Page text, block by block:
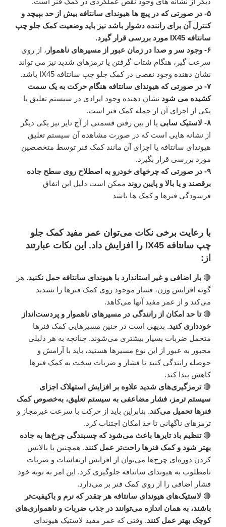
۵- در صورتی که در پیچ ها هیوندای سانتافه بیش از حد بپیچد و
کنترل آن برای راننده دشوار باشد نیز باید وضعیت کمک جلو چپ
سانتافه IX45 مورد بررسی قرار گیرد.
۶- وجود سر و صدا در زمان عبور از مسیرهای ناهموار
، از روی
سرعت گیر، هنگام شتاب گرفتن یا ترمزهای شدید نیز می تواند
نشان دهنده وجود نقصی در کمک جلو چپ سانتافه IX45 باشد.
۷- در صورتی که هیوندای سانتافه هنگام حرکت به یک سمت
کشیده می شود نشان دهنده وجود ایرادی در سیستم تعلیق یا
یکی از اجزای آن از جمله کمک فنر است.
۸- لاستیک سابی
یا از بین رفتن قسمتی از آج تایر نیز یکی دیگر
از نشانه هایی است که در صورت مشاهده آن سیستم تعلیق
هیوندای سانتافه یا اجزای آن مانند کمک فنر توسط متخصصین
مورد بررسی قرار بگیرد.
۹- در صورتی که چرخهای خودرو به اصطلاح روی سطح جاده
برقصند و یا بالا و پایین روند ممکن است دلیل این اتفاق
فرسودگی فنرها و کمک ها باشد
با رعایت برخی نکات می‌توان عمر مفید کمک جلو
چپ سانتافه IX45 را افزایش داد. این نکات عبارتند
از:
🔴 بار اضافی و غیر استاندارد با هیوندای سانتافه حمل نکنید. هر
گونه افزایش وزن، فشار موجود روی کمک فنرها را تشدید
می‌کند و از عمر مفید آنها می‌کاهد.
🔴تا حد امکان از رانندگی در مسیرهای ناهموار و پردست‌انداز
خودداری کنید. بدیهی است در چنین مسیرهایی کمک فنرها
متحمل ضربات بسیار بیشتری می‌شوند. چنانچه به هر دلیلی
مجبور به عبور از این نوع مسیرها هستید، باید با آرامش و
حوصله رانندگی کنید تا فشار و ضربات سخت به کمک فنرها
کاهش پیدا کند.
🔴ترمزگیری‌های شدید علاوه بر افزایش استهلاک اجزای
سیستم ترمز، فشار مضاعفی به سیستم تعلیق، به‌خصوص کمک
فنرها تحمیل می‌کند. بنابراین باید از حرکت با سرعت غیرمجاز و
ترمزهای ناگهانی تا حد امکان اجتناب کرد.
🔴تنظیم باد تایرها باعث می‌شود که چسبندگی چرخ‌ها به جاده
بهتر شود و کمک فنرها راحت‌تر عمل کنند. همچنین با بالانس
کردن دوره‌ای چرخ‌ها می‌توان از افزایش ارتعاشات و ضربات
نامطلوب به هیوندای سانتافه جلوگیری کرد. این امر به نوبه خود
فشار اضافی را از روی کمک فنر بر می‌دارد.
🔴 لاستیک‌های هیوندای سانتافه هر چقدر که نرم و باکیفیت‌تر
باشند، به همان اندازه می‌توانند در جذب ضربات و ناهمواری‌های
کوچک بهتر عمل کنند. وقتی که عمر مفید لاستیک هیوندای